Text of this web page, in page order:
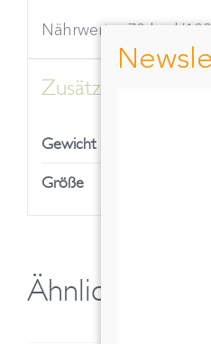
Nährwerte: 70 kcal/
Zusätzliche
Gewicht
Größe
Ähnliche